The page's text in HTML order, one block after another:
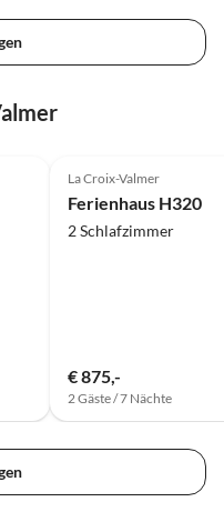
La Croix-Valmer
Ferienhaus H320
2 Schlafzimmer
€ 875,-
2 Gäste / 7 Nächte